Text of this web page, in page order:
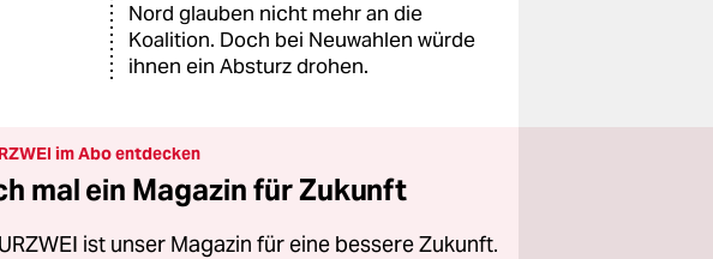
Nord glauben nicht mehr an die
Koalition. Doch bei Neuwahlen würde
ihnen ein Absturz drohen.
im Abo entdecken
mal ein Magazin für Zukunft
ist unser Magazin für eine bessere Zukunft.